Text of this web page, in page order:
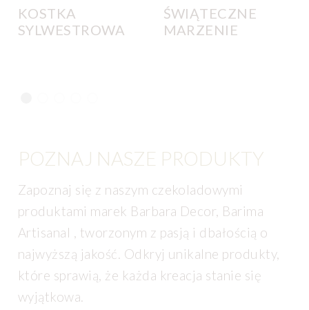
KOSTKA
SYLWESTROWA
ŚWIĄTECZNE
MARZENIE
POZNAJ NASZE PRODUKTY
Zapoznaj się z naszym czekoladowymi
produktami marek Barbara Decor, Barima
Artisanal , tworzonym z pasją i dbałością o
najwyższą jakość. Odkryj unikalne produkty,
które sprawią, że każda kreacja stanie się
wyjątkowa.